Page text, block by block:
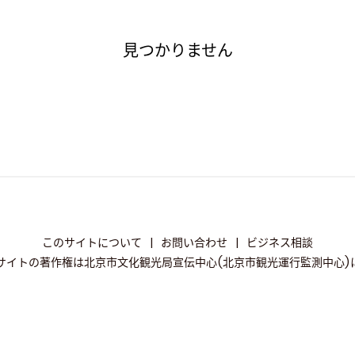
見つかりません
このサイトについて | お問い合わせ |
ビジネス相談
イトの著作権は北京市文化観光局宣伝中心(北京市観光運行監測中心)